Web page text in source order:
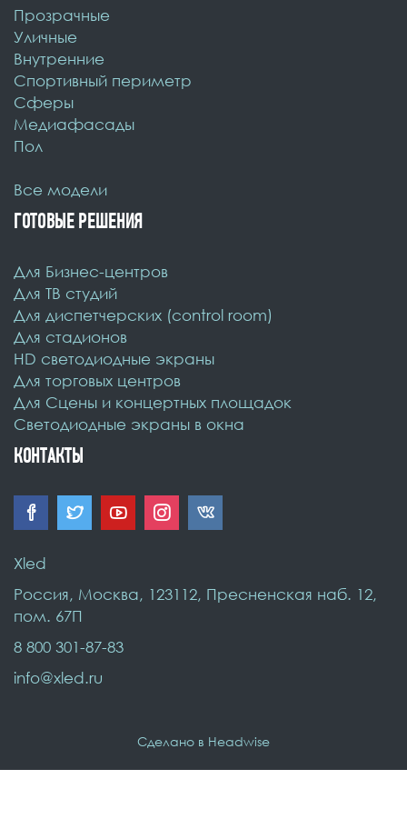
Прозрачные
Уличные
Внутренние
Спортивный периметр
Cферы
Медиафасады
Пол
Все модели
ГОТОВЫЕ РЕШЕНИЯ
Для Бизнес-центров
Для ТВ студий
Для диспетчерских (control room)
Для стадионов
HD светодиодные экраны
Для торговых центров
Для Сцены и концертных площадок
Светодиодные экраны в окна
КОНТАКТЫ
Xled
Россия, Москва, 123112, Пресненская наб. 12,
пом. 67П
8 800 301-87-83
info@xled.ru
Сделано в Headwise